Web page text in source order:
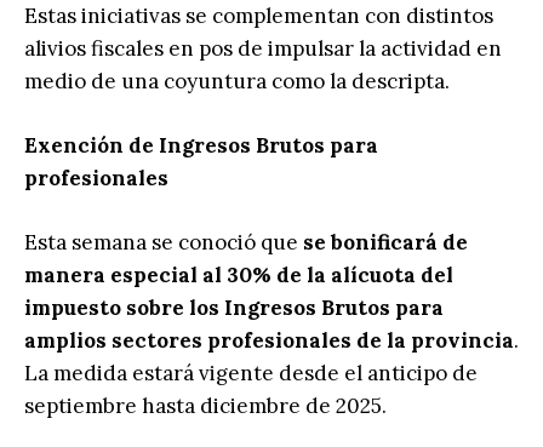
Estas iniciativas se complementan con distintos
alivios fiscales en pos de impulsar la actividad en
medio de una coyuntura como la descripta.
Exención de Ingresos Brutos para
profesionales
Esta semana se conoció que se bonificará de
manera especial al 30% de la alícuota del
impuesto sobre los Ingresos Brutos para
amplios sectores profesionales de la provincia.
La medida estará vigente desde el anticipo de
septiembre hasta diciembre de 2025.